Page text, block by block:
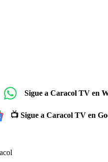
Sigue a Caracol TV en
📺 Sigue a Caracol TV en